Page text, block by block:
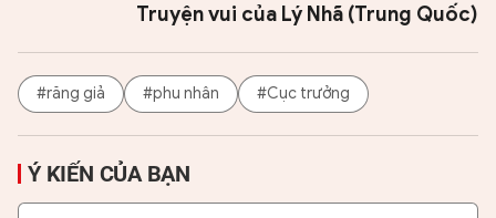
Truyện vui của Lý Nhã (Trung Quốc)
#răng giả #phu nhân #Cục trưởng
Ý KIẾN CỦA BẠN